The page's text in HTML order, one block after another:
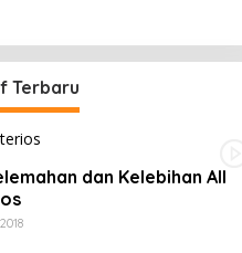
Terbaru
dan Kelebihan All